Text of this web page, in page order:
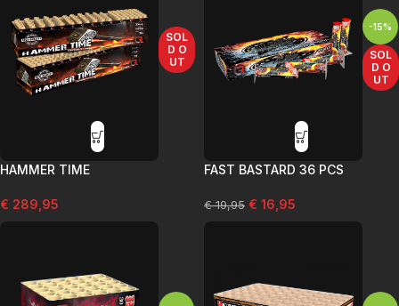
SOL
D O
UT
HAMMER TIME
€ 289,95
-15%
SOL
D O
UT
FAST BASTARD 36 PCS
€19,95 € 16,95